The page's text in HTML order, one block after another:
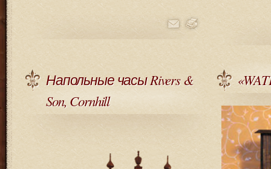
Напольные часы Rivers &
Son, Cornhill